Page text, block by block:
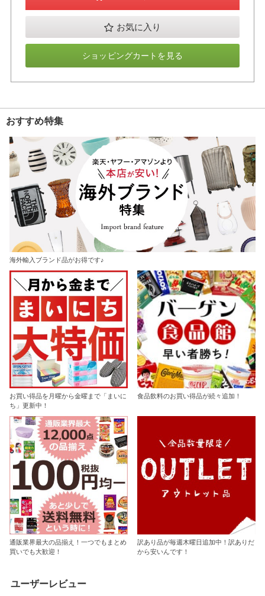
お気に入り
ショッピングカートを見る
おすすめ特集
海外輸入ブランド品がお得です♪
お買い得品を月曜から金曜まで「まいに
ち」更新中！
食品飲料のお買い得品が続々追加！
通販業界最大の品揃え！一つでもまとめ
買いでも大歓迎！
訳あり品が毎週木曜日追加中！訳ありだ
から安いんです！
ユーザーレビュー